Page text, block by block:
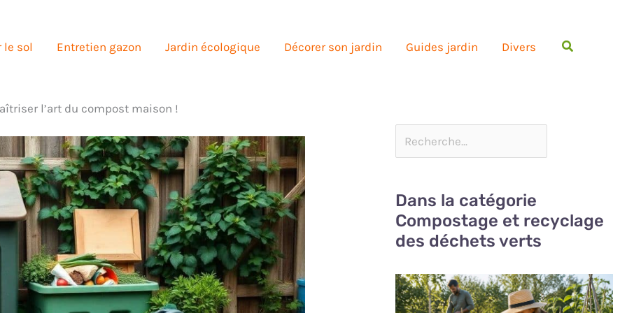
le sol Entretien gazon Jardin écologique Décorer son jardin Guides jardin Divers
l’art du compost maison !
Dans la catégorie
Compostage et recyclage
des déchets verts